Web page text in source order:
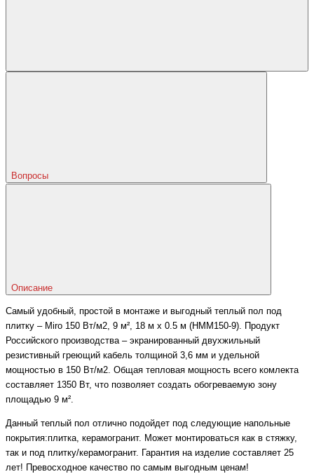
Вопросы
Описание
Самый удобный, простой в монтаже и выгодный теплый пол под
плитку – Miro 150 Вт/м2, 9 м², 18 м x 0.5 м (HMM150-9). Продукт
Российского производства – экранированный двухжильный
резистивный греющий кабель толщиной 3,6 мм и удельной
мощностью в 150 Вт/м2. Общая тепловая мощность всего комлекта
составляет 1350 Вт, что позволяет создать обогреваемую зону
площадью 9 м².
Данный теплый пол отлично подойдет под следующие напольные
покрытия:плитка, керамогранит. Может монтироваться как в стяжку,
так и под плитку/керамогранит. Гарантия на изделие составляет 25
лет! Превосходное качество по самым выгодным ценам!